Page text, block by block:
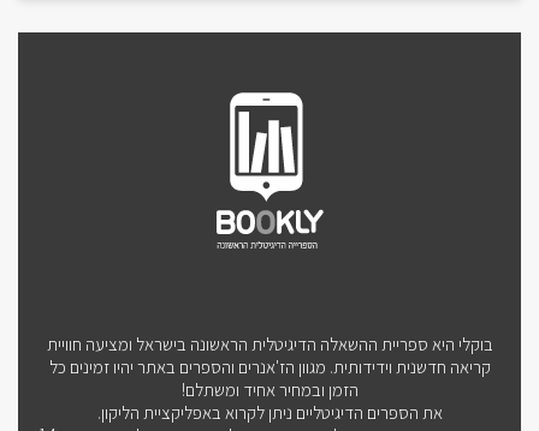
בוקלי היא ספריית ההשאלה הדיגיטלית הראשונה בישראל ומציעה חוויית
קריאה חדשנית וידידותית. מגוון הז'אנרים והספרים באתר יהיו זמינים כל
הזמן ובמחיר אחיד ומשתלם!
את הספרים הדיגיטליים ניתן לקרוא באפליקציית הליקון.